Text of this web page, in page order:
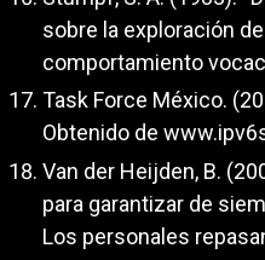
sobre la exploración de
comportamiento
Task Force México.
Obtenido de
Van der Heijden, B.
para garantizar de
Los personales